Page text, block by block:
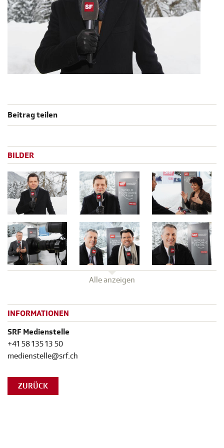
Beitrag teilen
BILDER
Alle anzeigen
INFORMATIONEN
SRF Medienstelle
+41 58 135 13 50
medienstelle@srf.ch
ZURÜCK